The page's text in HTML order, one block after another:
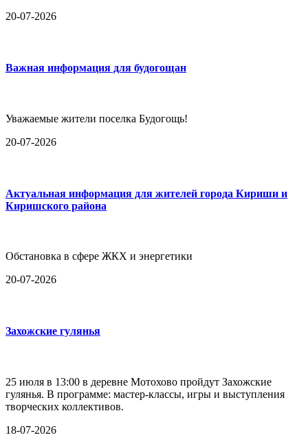
20-07-2026
Важная информация для будогощан
Уважаемые жители поселка Будогощь!
20-07-2026
Актуальная информация для жителей города Кириши и
Киришского района
Обстановка в сфере ЖКХ и энергетики
20-07-2026
Захожские гулянья
25 июля в 13:00 в деревне Мотохово пройдут Захожские
гулянья. В программе: мастер-классы, игры и выступления
творческих коллективов.
18-07-2026